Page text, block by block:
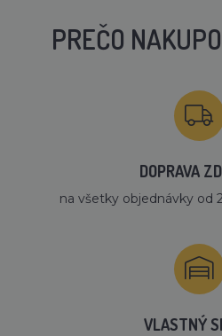
PREČO
DOPRAVA
na všetky objednávky od
VLASTNÝ